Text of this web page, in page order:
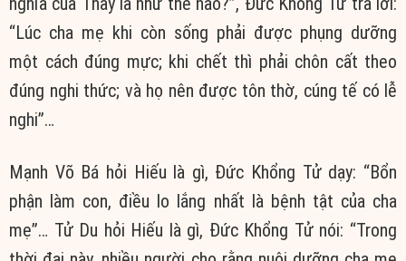
“Lúc cha mẹ khi còn sống phải được phụng dưỡng
một cách đúng mực; khi chết thì phải chôn cất theo
đúng nghi thức; và họ nên được tôn thờ, cúng tế có lễ
nghi”…
Mạnh Võ Bá hỏi Hiếu là gì, Đức Khổng Tử dạy: “Bổn
phận làm con, điều lo lắng nhất là bệnh tật của cha
mẹ”… Tử Du hỏi Hiếu là gì, Đức Khổng Tử nói: “Trong